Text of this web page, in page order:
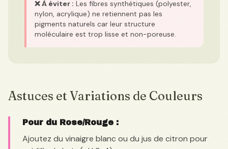
❌ À éviter : Les fibres synthétiques (polyester,
nylon, acrylique) ne retiennent pas les
pigments naturels car leur structure
moléculaire est trop lisse et non-poreuse.
Astuces et Variations de Couleurs
Pour du Rose/Rouge :
Ajoutez du vinaigre blanc ou du jus de citron pour